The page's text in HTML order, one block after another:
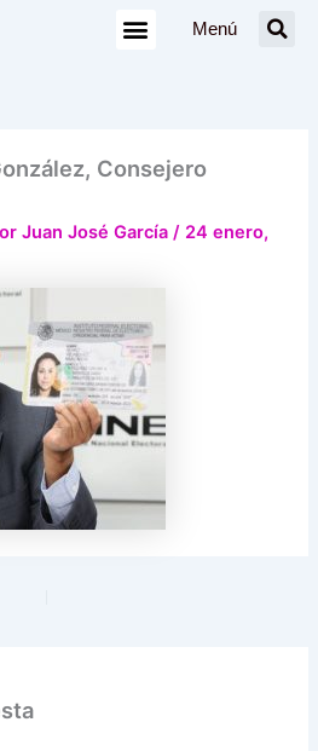
Menú
Consejero
Juan José García/ 24 enero,